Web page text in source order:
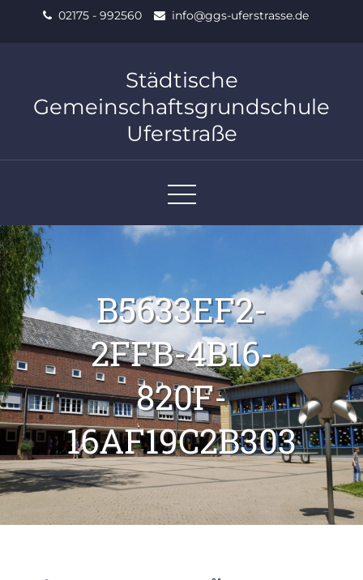
02175 - 992560 info@ggs-uferstrasse.de
Städtische
Gemeinschaftsgrundschule
Uferstraße
B5633EF2-
2FFB-4B16-
820F-
16AF19C2B303